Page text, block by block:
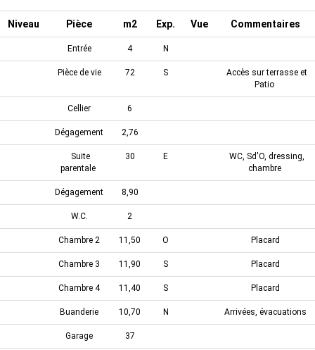
Niveau Pièce m2 Exp. Vue Commentaires
Entrée 4 N
Pièce de vie 72 S
Accès sur terrasse et
Patio
Cellier 6
Dégagement 2,76
Suite
parentale
30 E
WC, Sd'O, dressing,
chambre
Dégagement 8,90
W.C. 2
Chambre 2 11,50 O Placard
Chambre 3 11,90 S Placard
Chambre 4 11,40 S Placard
Buanderie 10,70 N Arrivées, évacuations
Garage 37